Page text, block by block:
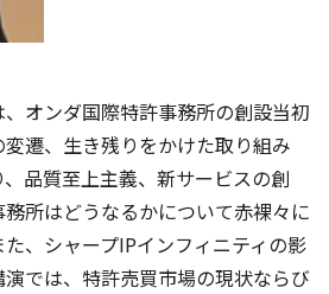
オンダ国際特許事務所の創設当初
遷、生き残りをかけた取り組み
、品質至上主義、新サービスの創
所はどうなるかについて赤裸々に
、シャープIPインフィニティの影
では、特許売買市場の現状ならび